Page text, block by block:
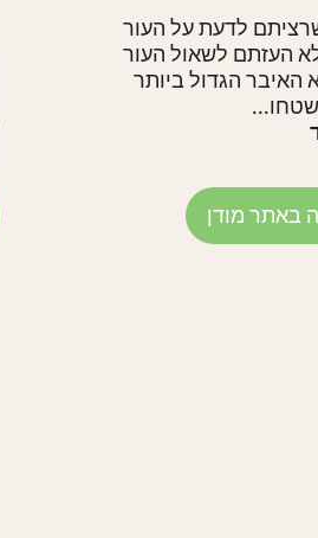
לדעת על העור
העזתם לשאול העור
האיבר הגדול ביותר
שטחו...
באתר מודן